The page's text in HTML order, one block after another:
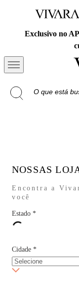
Exclusivo no
NOSSAS
Encontra a
você
Estado *
Cidade *